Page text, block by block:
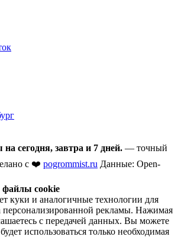
сегодня, завтра и 7 дней. — точный
с ❤️ pogrommist.ru Данные: Open-
файлы cookie
куки и аналогичные технологии для
персонализированной рекламы. Нажимая
с передачей данных. Вы можете
использоваться только необходимая